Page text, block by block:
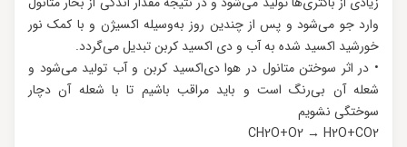
وارد جو می‌شود و پس از چندین روز به‌وسیله اکسیژن و با کمک نور
خورشید اکسید شده به آب و دی اکسید کربن تبدیل می‌گردد.
• در اثر سوختن متانول در هوا دی‌اکسید کربن و آب تولید می‌شود و
شعله آن بی‌رنگ است و باید مراقب باشیم تا با شعله آن دچار
سوختگی نشویم
CH2O+O2 → H2O+CO2